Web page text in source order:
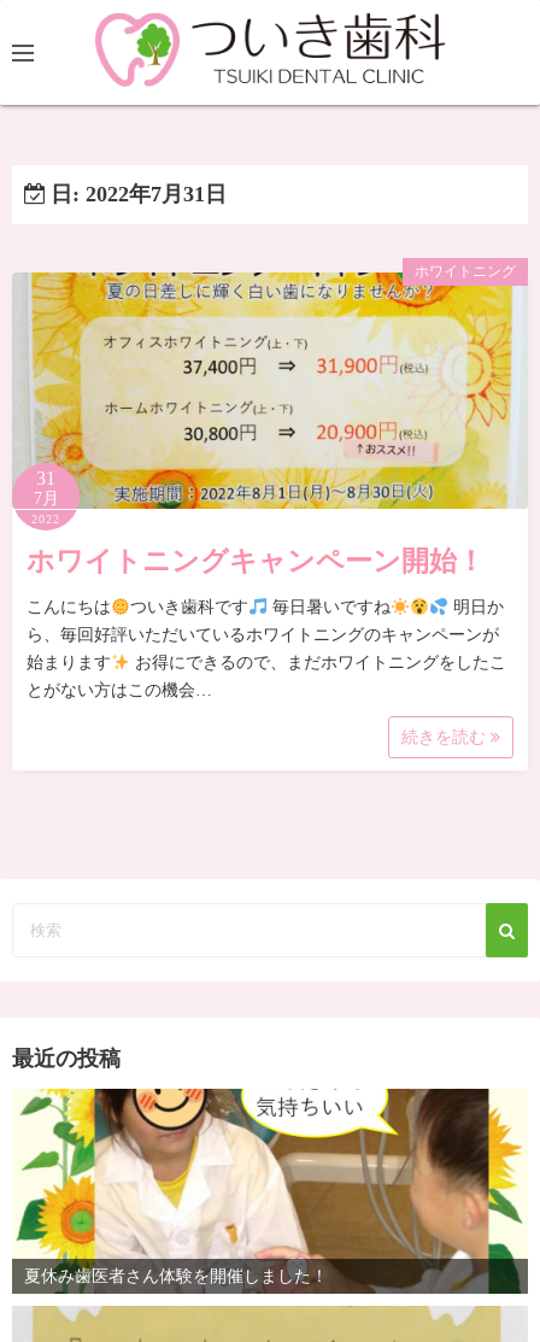
日: 2022年7月31日
ホワイトニング
31
7月
2022
ホワイトニングキャンペーン開始！
こんにちは ついき歯科です 毎日暑いですね
明日か
ら、毎回好評いただいているホワイトニングのキャンペーンが
始まります
お得にできるので、まだホワイトニングをしたこ
とがない方はこの機会…
続きを読む
最近の投稿
夏休み歯医者さん体験を開催しました！